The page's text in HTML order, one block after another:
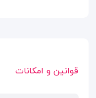
قوانین و امکانات